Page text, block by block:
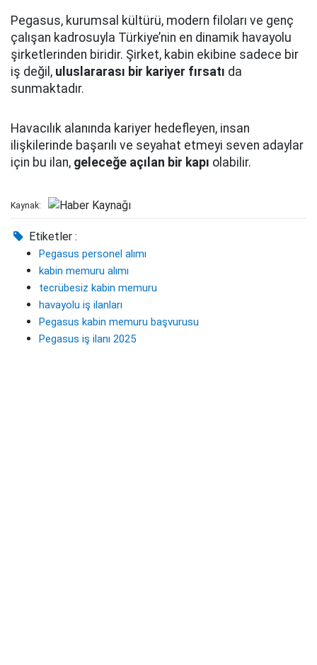
Pegasus, kurumsal kültürü, modern filoları ve genç
çalışan kadrosuyla Türkiye’nin en dinamik havayolu
şirketlerinden biridir. Şirket, kabin ekibine sadece bir
iş değil, uluslararası bir kariyer fırsatı da
sunmaktadır.
Havacılık alanında kariyer hedefleyen, insan
ilişkilerinde başarılı ve seyahat etmeyi seven adaylar
için bu ilan, geleceğe açılan bir kapı olabilir.
Kaynak:
Etiketler :
Pegasus personel alımı
kabin memuru alımı
tecrübesiz kabin memuru
havayolu iş ilanları
Pegasus kabin memuru başvurusu
Pegasus iş ilanı 2025